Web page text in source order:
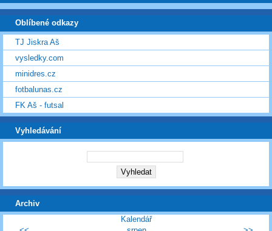
Oblíbené odkazy
TJ Jiskra Aš
vysledky.com
minidres.cz
fotbalunas.cz
FK Aš - futsal
Vyhledávání
Archiv
Kalendář